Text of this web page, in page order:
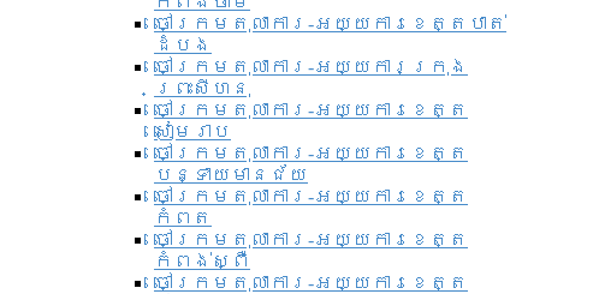
ចៅក្រមតុលាការ-អយ្យការខេត្តបាត់
ដំបង
ចៅក្រមតុលាការ-អយ្យការ​ក្រុង
ព្រះសីហនុ
ចៅក្រមតុលាការ-អយ្យការខេត្ត
សៀមរាប
ចៅក្រមតុលាការ-អយ្យការខេត្ត
បន្ទាយមានជ័យ
ចៅក្រមតុលាការ-អយ្យការខេត្ត
កំពត
ចៅក្រមតុលាការ-អយ្យការខេត្ត
កំពង់ស្ពឺ
ចៅក្រមតុលាការ-អយ្យការខេត្ត